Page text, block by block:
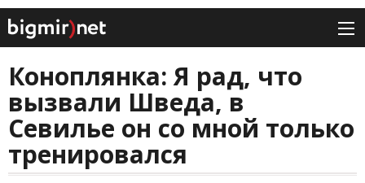
Коноплянка: Я рад, что
вызвали Шведа, в
Севилье он со мной только
тренировался